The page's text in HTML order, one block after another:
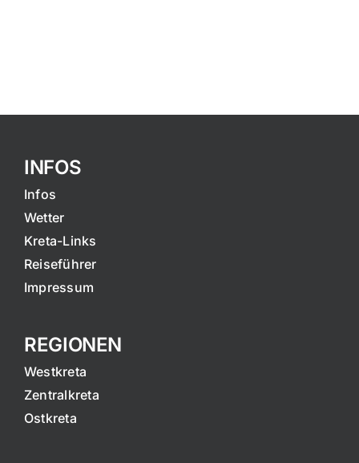
INFOS
Infos
Wetter
Kreta-Links
Reiseführer
Impressum
REGIONEN
Westkreta
Zentralkreta
Ostkreta